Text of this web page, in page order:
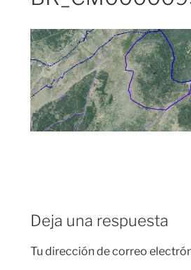
Deja una respuesta
Tu dirección de correo